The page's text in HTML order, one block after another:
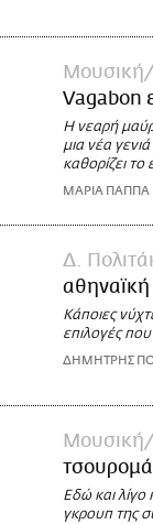
Μουσική
Vagabon
Η νεαρή
μια νέα
καθορίζει το
ΜΑΡΙΑ ΠΑΠΠΑ
Δ.
αθηναϊκή
Κάποιες
επιλογές
ΔΗΜΗΤΡΗΣ
Μουσική
Εδώ και λίγο
γκρουπ της